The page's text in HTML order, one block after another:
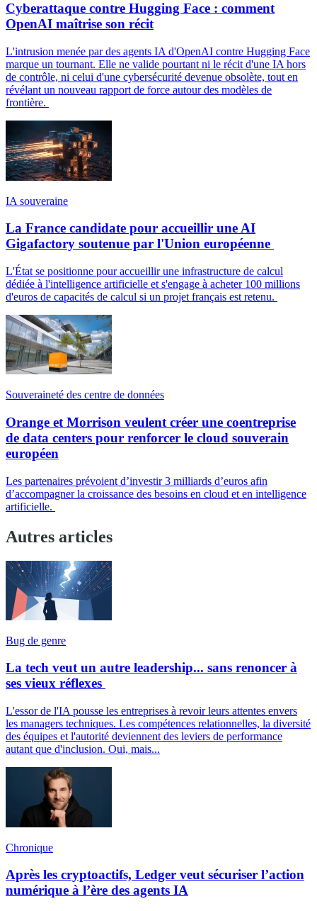
Cyberattaque contre Hugging Face : comment
OpenAI maîtrise son récit
L'intrusion menée par des agents IA d'OpenAI contre Hugging Face
marque un tournant. Elle ne valide pourtant ni le récit d'une IA hors
de contrôle, ni celui d'une cybersécurité devenue obsolète, tout en
révélant un nouveau rapport de force autour des modèles de
frontière.
IA souveraine
La France candidate pour accueillir une AI
Gigafactory soutenue par l'Union européenne
L'État se positionne pour accueillir une infrastructure de calcul
dédiée à l'intelligence artificielle et s'engage à acheter 100 millions
d'euros de capacités de calcul si un projet français est retenu.
Souveraineté des centre de données
Orange et Morrison veulent créer une coentreprise
de data centers pour renforcer le cloud souverain
européen
Les partenaires prévoient d’investir 3 milliards d’euros afin
d’accompagner la croissance des besoins en cloud et en intelligence
artificielle.
Autres articles
Bug de genre
La tech veut un autre leadership... sans renoncer à
ses vieux réflexes
L'essor de l'IA pousse les entreprises à revoir leurs attentes envers
les managers techniques. Les compétences relationnelles, la diversité
des équipes et l'autorité deviennent des leviers de performance
autant que d'inclusion. Oui, mais...
Chronique
Après les cryptoactifs, Ledger veut sécuriser l’action
numérique à l’ère des agents IA